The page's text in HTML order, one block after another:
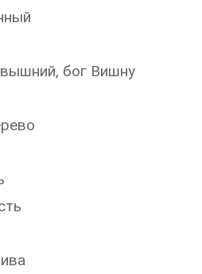
бог Вишну